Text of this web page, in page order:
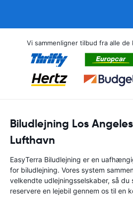
Vi sammenligner tilbud fra alle
Biludlejning Los
Lufthavn
EasyTerra Biludlejning er en
for biludlejning. Vores system
velkendte udlejningsselskaber, så du
reservere en lejebil gennem os til en